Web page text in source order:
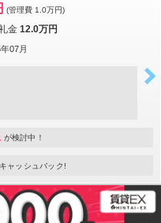
(管理費 1.0万円)
金 12.0万円
07月
が検討中！
キャッシュバック!